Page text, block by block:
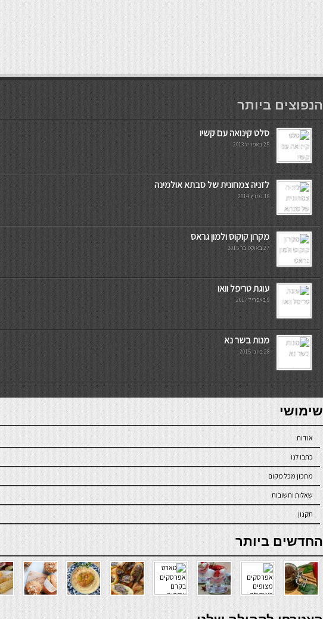
мостбет кг
הנפוצים ביותר
סלט קינואה עם קשיו
25 באפריל 2013
לזניה צמחונית של סבתא אולמינה
18 במרץ 2014
מקרון קוקוס ולמון גראס
27 באוקטובר 2015
עוגת טריפל וואו
9 באפריל 2017
מנות בשר נא
28 ביוני 2015
7slots
seriöse online casinos österreich
שימושי
אודות
כתבו לנו
מתכון מכל מקום
שאלות ותשובות
תקנון
online casino
החדשים ביותר
verde casino